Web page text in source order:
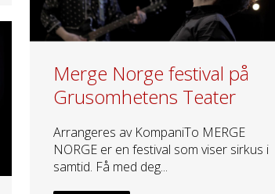
Merge Norge festival på
Grusomhetens Teater
Arrangeres av KompaniTo MERGE
NORGE er en festival som viser sirkus i
samtid. Få med deg...